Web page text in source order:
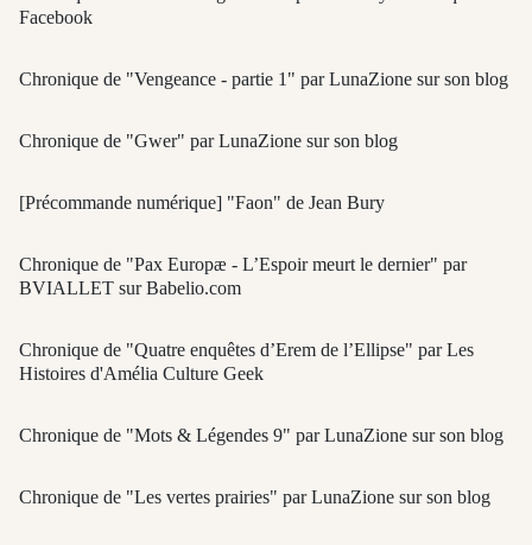
Facebook
Chronique de "Vengeance - partie 1" par LunaZione sur son blog
Chronique de "Gwer" par LunaZione sur son blog
[Précommande numérique] "Faon" de Jean Bury
Chronique de "Pax Europæ - L’Espoir meurt le dernier" par
BVIALLET sur Babelio.com
Chronique de "Quatre enquêtes d’Erem de l’Ellipse" par Les
Histoires d'Amélia Culture Geek
Chronique de "Mots & Légendes 9" par LunaZione sur son blog
Chronique de "Les vertes prairies" par LunaZione sur son blog